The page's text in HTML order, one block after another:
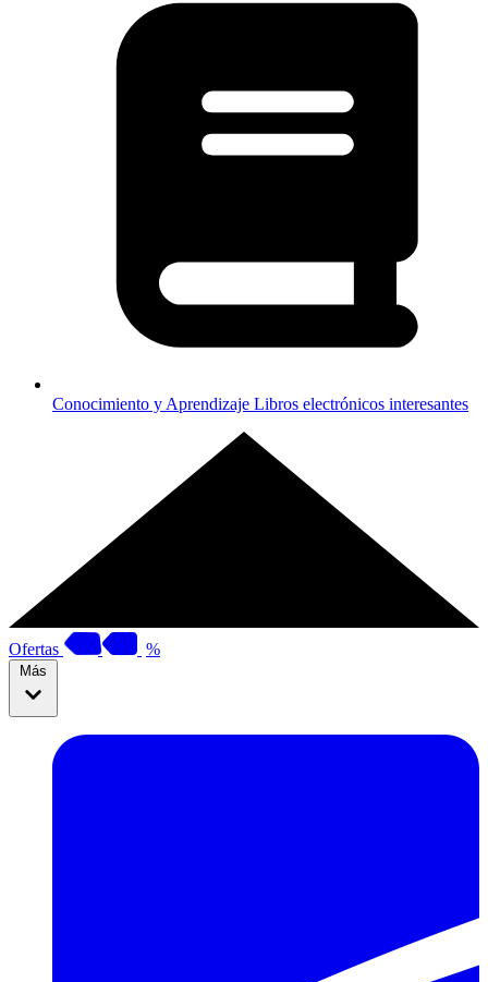
Conocimiento y Aprendizaje Libros electrónicos interesantes
Ofertas %
Más